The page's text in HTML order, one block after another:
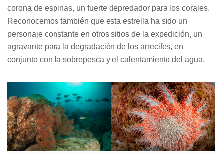
corona de espinas, un fuerte depredador para los corales.
Reconocemos también que esta estrella ha sido un
personaje constante en otros sitios de la expedición, un
agravante para la degradación de los arrecifes, en
conjunto con la sobrepesca y el calentamiento del agua.